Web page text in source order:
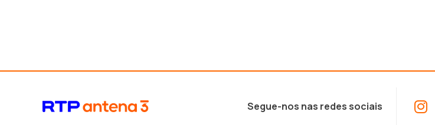
Segue-nos nas redes sociais